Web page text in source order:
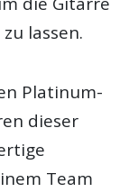
lassen.
Platinum-
dieser
Team